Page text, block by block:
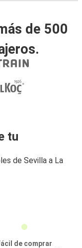
de 500
tu
de Sevilla a La
de comprar